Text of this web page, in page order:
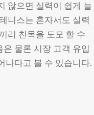
않으면 실력이 쉽게 늘
니스는 혼자서도 실력
리 친목을 도모 할 수
물론 시장 고객 유입
나다고 볼 수 있습니다.